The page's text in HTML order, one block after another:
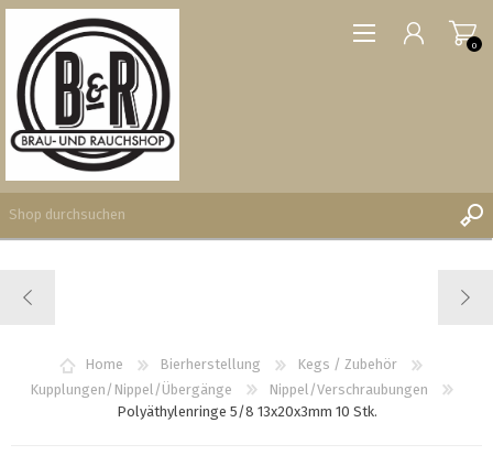
WUNSCHLISTE
0
0
Home Bierherstellung
Kegs / Zubehör
Kupplungen/Nippel/Übergänge
Nippel/Verschraubungen
Polyäthylenringe 5/8 13x20x3mm 10 Stk.